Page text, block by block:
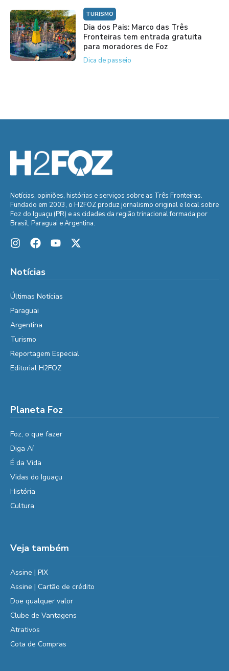
TURISMO
Dia dos Pais: Marco das Três
Fronteiras tem entrada gratuita
para moradores de Foz
Dica de passeio
Notícias, opiniões, histórias e serviços sobre as Três Fronteiras.
Fundado em 2003, o H2FOZ produz jornalismo original e local sobre
Foz do Iguaçu (PR) e as cidades da região trinacional formada por
Brasil, Paraguai e Argentina.
Notícias
Últimas Notícias
Paraguai
Argentina
Turismo
Reportagem Especial
Editorial H2FOZ
Planeta Foz
Foz, o que fazer
Diga Aí
É da Vida
Vidas do Iguaçu
História
Cultura
Veja também
Assine | PIX
Assine | Cartão de crédito
Doe qualquer valor
Clube de Vantagens
Atrativos
Cota de Compras